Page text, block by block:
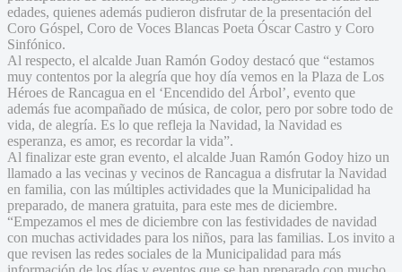
edades, quienes además pudieron disfrutar de la presentación del
Coro Góspel, Coro de Voces Blancas Poeta Óscar Castro y Coro
Sinfónico.
Al respecto, el alcalde Juan Ramón Godoy destacó que “estamos
muy contentos por la alegría que hoy día vemos en la Plaza de Los
Héroes de Rancagua en el ‘Encendido del Árbol’, evento que
además fue acompañado de música, de color, pero por sobre todo de
vida, de alegría. Es lo que refleja la Navidad, la Navidad es
esperanza, es amor, es recordar la vida”.
Al finalizar este gran evento, el alcalde Juan Ramón Godoy hizo un
llamado a las vecinas y vecinos de Rancagua a disfrutar la Navidad
en familia, con las múltiples actividades que la Municipalidad ha
preparado, de manera gratuita, para este mes de diciembre.
“Empezamos el mes de diciembre con las festividades de navidad
con muchas actividades para los niños, para las familias. Los invito a
que revisen las redes sociales de la Municipalidad para más